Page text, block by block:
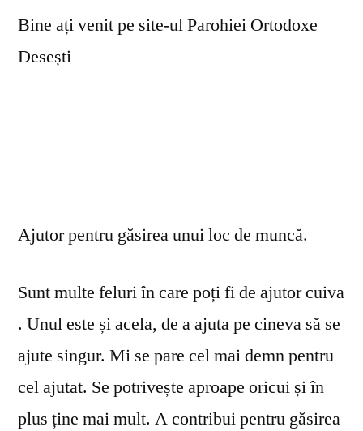
Bine ați venit pe site-ul Parohiei Ortodoxe
Desești
Ajutor pentru găsirea unui loc de muncă.
Sunt multe feluri în care poți fi de ajutor cuiva
. Unul este și acela, de a ajuta pe cineva să se
ajute singur. Mi se pare cel mai demn pentru
cel ajutat. Se potrivește aproape oricui și în
plus ține mai mult. A contribui pentru găsirea